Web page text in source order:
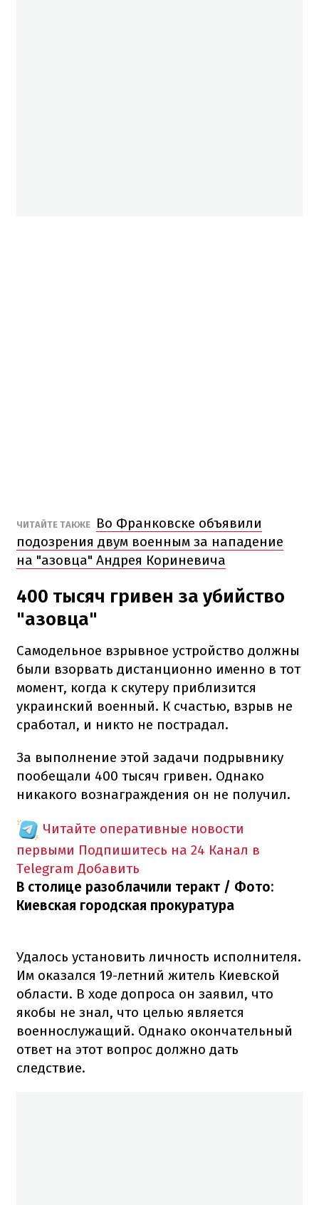
ЧИТАЙТЕ ТАКЖЕ
Во Франковске объявили
подозрения двум военным за нападение
на "азовца" Андрея Кориневича
400 тысяч гривен за убийство
"азовца"
Самодельное взрывное устройство должны
были взорвать дистанционно именно в тот
момент, когда к скутеру приблизится
украинский военный. К счастью, взрыв не
сработал, и никто не пострадал.
За выполнение этой задачи подрывнику
пообещали 400 тысяч гривен. Однако
никакого вознаграждения он не получил.
Читайте оперативные новости
первыми Подпишитесь на 24 Канал в
Telegram Добавить
В столице разоблачили теракт / Фото:
Киевская городская прокуратура
Удалось установить личность исполнителя.
Им оказался 19-летний житель Киевской
области. В ходе допроса он заявил, что
якобы не знал, что целью является
военнослужащий. Однако окончательный
ответ на этот вопрос должно дать
следствие.